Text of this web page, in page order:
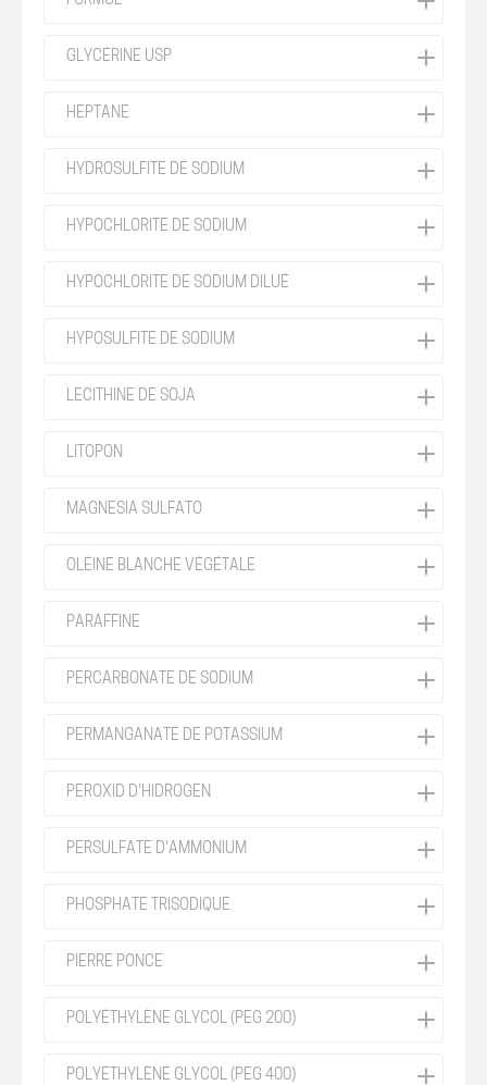
GLYCÉRINE USP
HEPTANE
HYDROSULFITE DE SODIUM
HYPOCHLORITE DE SODIUM
HYPOCHLORITE DE SODIUM DILUÉ
HYPOSULFITE DE SODIUM
LECITHINE DE SOJA
LITOPON
MAGNESIA SULFATO
OLÉINE BLANCHE VÉGÉTALE
PARAFFINE
PERCARBONATE DE SODIUM
PERMANGANATE DE POTASSIUM
PEROXID D'HIDROGEN
PERSULFATE D'AMMONIUM
PHOSPHATE TRISODIQUE
PIERRE PONCE
POLYÉTHYLÈNE GLYCOL (PEG 200)
POLYÉTHYLÈNE GLYCOL (PEG 400)